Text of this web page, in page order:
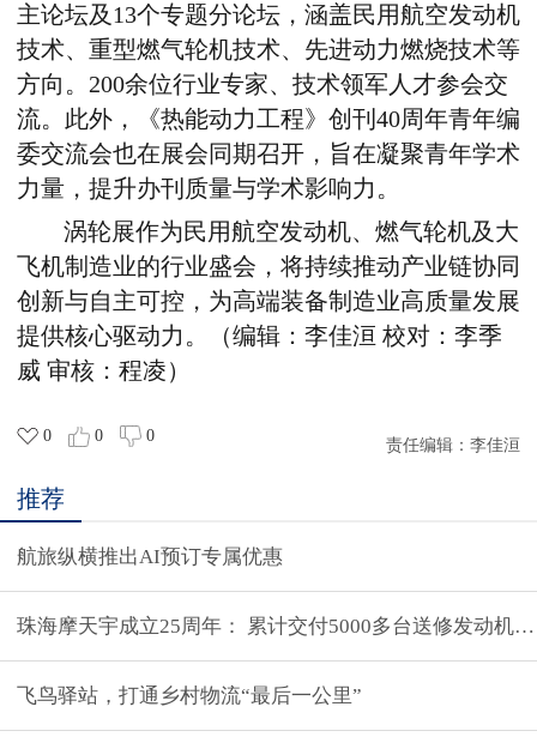
主论坛及13个专题分论坛，涵盖民用航空发动机
技术、重型燃气轮机技术、先进动力燃烧技术等
方向。200余位行业专家、技术领军人才参会交
流。此外，《热能动力工程》创刊40周年青年编
委交流会也在展会同期召开，旨在凝聚青年学术
力量，提升办刊质量与学术影响力。
涡轮展作为民用航空发动机、燃气轮机及大
飞机制造业的行业盛会，将持续推动产业链协同
创新与自主可控，为高端装备制造业高质量发展
提供核心驱动力。
（编辑：李佳洹 校对：李季
威 审核：程凌）
0 0 0
责任编辑： 李佳洹
推荐
航旅纵横推出AI预订专属优惠
珠海摩天宇成立25周年： 累计交付5000多台送修发动机
飞鸟驿站，打通乡村物流“最后一公里”